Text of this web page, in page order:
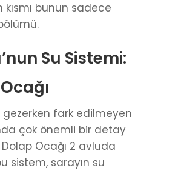
kısmı bunun sadece
Su Sistemi:
gezerken fark edilmeyen
çok önemli bir detay
Ocağı 2 avluda
sistem, sarayın su